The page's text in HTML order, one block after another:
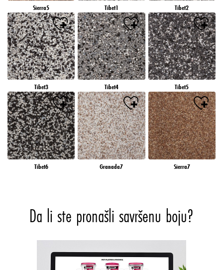
Sierra5 Tibet1 Tibet2
Tibet3 Tibet4 Tibet5
Tibet6 Granada7 Sierra7
Da li ste pronašli savršenu boju?